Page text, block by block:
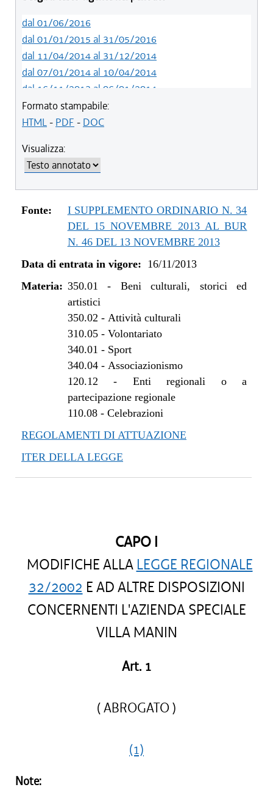
dal 01/06/2016
dal 01/01/2015 al 31/05/2016
dal 11/04/2014 al 31/12/2014
dal 07/01/2014 al 10/04/2014
dal 16/11/2013 al 06/01/2014
Formato stampabile:
HTML- PDF - DOC
Visualizza:
Fonte:
I SUPPLEMENTO ORDINARIO N. 34
DEL 15 NOVEMBRE 2013 AL BUR
N. 46 DEL 13 NOVEMBRE 2013
Data di entrata in vigore: 16/11/2013
Materia: 350.01 - Beni culturali, storici ed
artistici
350.02 - Attività culturali
310.05- Volontariato
340.01 - Sport
340.04- Associazionismo
120.12 - Enti regionali o a
partecipazione regionale
110.08- Celebrazioni
REGOLAMENTI DI ATTUAZIONE
ITER DELLA LEGGE
CAPO I
MODIFICHE ALLA LEGGE REGIONALE
32/2002 E AD ALTRE DISPOSIZIONI
CONCERNENTI L'AZIENDA SPECIALE
VILLA MANIN
Art. 1
( ABROGATO )
(1)
Note: